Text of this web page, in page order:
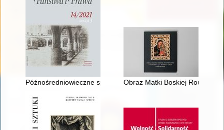
Późnośredniowieczne spisy wywołanych z Jawora i Świdnicy -
Obraz Matki Boskiej